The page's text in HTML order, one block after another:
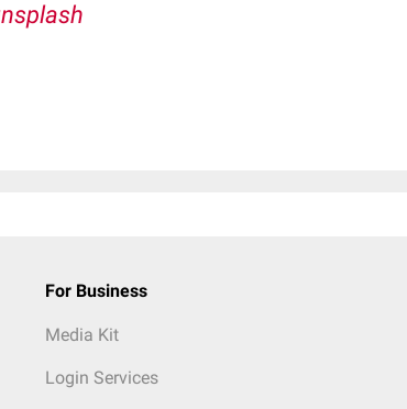
For Business
Media Kit
Login Services